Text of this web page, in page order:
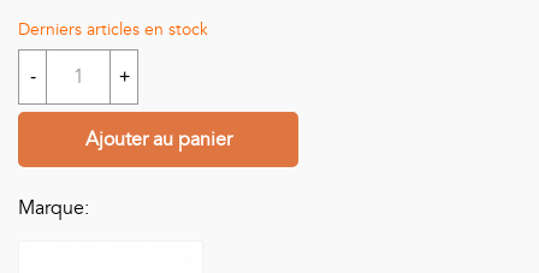
Derniers articles en stock
- +
Ajouter au panier
Marque: